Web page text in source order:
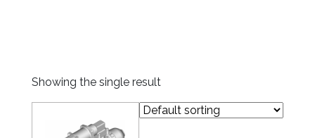
Showing the single result